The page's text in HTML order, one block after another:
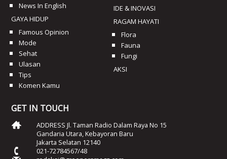
News In English
GAYA HIDUP
Famous Opinion
Mode
Sehat
Ulasan
Tips
Komen Kamu
IDE & INOVASI
RAGAM HAYATI
Flora
Fauna
Fungi
AKSI
GET IN TOUCH
ADDRESS Jl. Taman Radio Dalam Raya No 15
Gandaria Utara, Kebayoran Baru
Jakarta Selatan 12140
021-72784567/48